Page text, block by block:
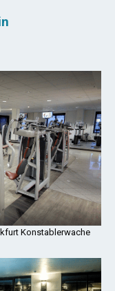
Konstablerwache